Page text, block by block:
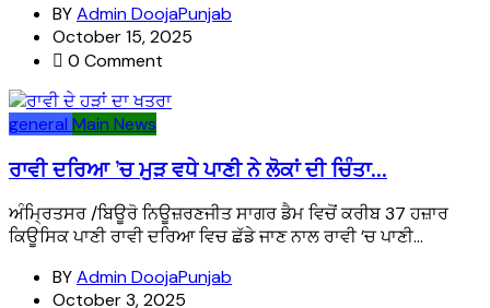
BYAdmin DoojaPunjab
October 15, 2025
0 Comment
general Main News
ਰਾਵੀ ਦਰਿਆ ’ਚ ਮੁੜ ਵਧੇ ਪਾਣੀ ਨੇ ਲੋਕਾਂ ਦੀ ਚਿੰਤਾ...
ਅੰਮ੍ਰਿਤਸਰ /ਬਿਊਰੋ ਨਿਊਜ਼ਰਣਜੀਤ ਸਾਗਰ ਡੈਮ ਵਿਚੋਂ ਕਰੀਬ 37 ਹਜ਼ਾਰ
ਕਿਊਸਿਕ ਪਾਣੀ ਰਾਵੀ ਦਰਿਆ ਵਿਚ ਛੱਡੇ ਜਾਣ ਨਾਲ ਰਾਵੀ ’ਚ ਪਾਣੀ...
BYAdmin DoojaPunjab
October 3, 2025